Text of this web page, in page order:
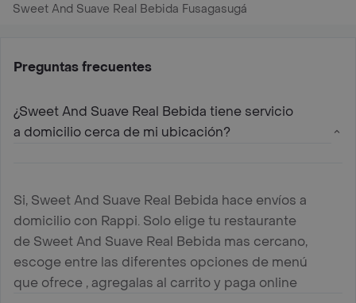
Sweet And Suave Real Bebida Fusagasugá
Preguntas frecuentes
¿Sweet And Suave Real Bebida tiene servicio
a domicilio cerca de mi ubicación?
Si, Sweet And Suave Real Bebida hace envíos a
domicilio con Rappi. Solo elige tu restaurante
de Sweet And Suave Real Bebida mas cercano,
escoge entre las diferentes opciones de menú
que ofrece , agregalas al carrito y paga online